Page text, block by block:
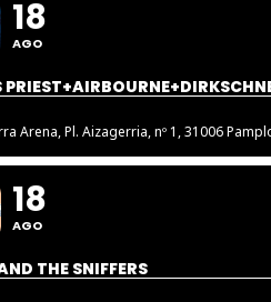
18
AGO
Arena, Pl. Aizagerria, nº 1, 31006
18
AGO
THE SNIFFERS